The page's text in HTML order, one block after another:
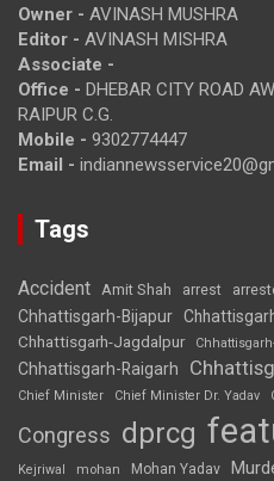
Owner - AVINASH MUSHRA
Editor - AVINASH MISHRA
Associate -
Office - DHEBAR CITY ROAD
RAIPUR C.G.
Mobile - 9302774447
Email -
Tags
Accident Amit Shah arrest
Chhattisgarh-Bijapur
Chhattisgarh-Jagdalpur
Chhattisgarh-Raigarh
Chief Minister
Chief Minister Dr. Yadav
Congress dprcg
Kejriwal mohan Mohan Yadav